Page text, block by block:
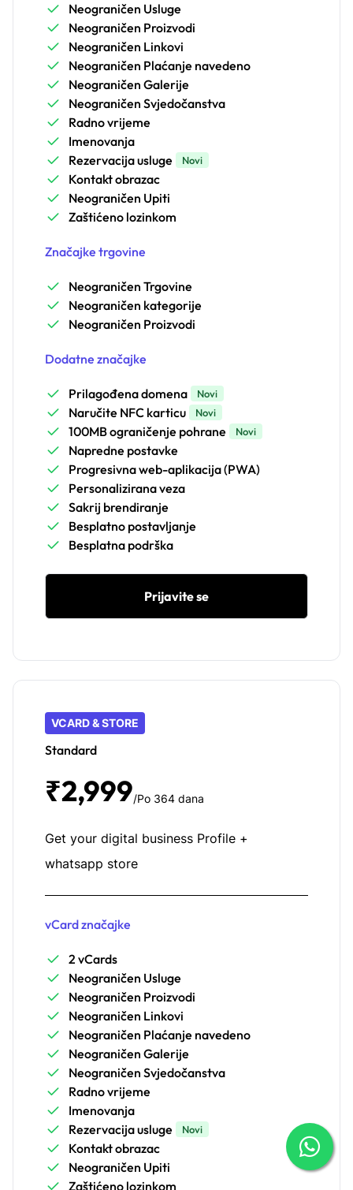
Neograničen Usluge
Neograničen Proizvodi
Neograničen Linkovi
Neograničen Plaćanje navedeno
Neograničen Galerije
Neograničen Svjedočanstva
Radno vrijeme
Imenovanja
Rezervacija usluge
Novi
Kontakt obrazac
Neograničen Upiti
Zaštićeno lozinkom
Značajke trgovine
Neograničen Trgovine
Neograničen kategorije
Neograničen Proizvodi
Dodatne značajke
Prilagođena domena Novi
Naručite NFC karticu Novi
100MB ograničenje pohrane Novi
Napredne postavke
Progresivna web-aplikacija (PWA)
Personalizirana veza
Sakrij brendiranje
Besplatno postavljanje
Besplatna podrška
Prijavite se
VCARD & STORE
Standard
₹2,999/Po 364 dana
Get your digital business Profile +
whatsapp store
vCard značajke
2 vCards
Neograničen Usluge
Neograničen Proizvodi
Neograničen Linkovi
Neograničen Plaćanje navedeno
Neograničen Galerije
Neograničen Svjedočanstva
Radno vrijeme
Imenovanja
Rezervacija usluge
Novi
Kontakt obrazac
Neograničen Upiti
Zaštićeno lozinkom